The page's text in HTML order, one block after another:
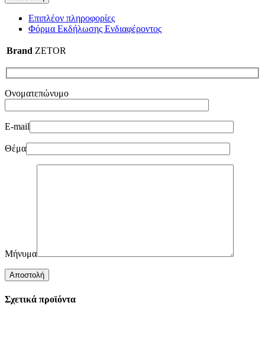
Επιπλέον πληροφορίες
Φόρμα Εκδήλωσης Ενδιαφέροντος
Brand ZETOR
Ονοματεπώνυμο
E-mail
Θέμα
Μήνυμα
Σχετικά προϊόντα